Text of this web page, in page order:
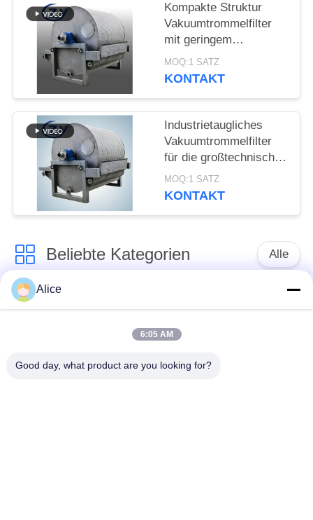
Kompakte Struktur
Vakuumtrommelfilter
mit geringem
Energieverbrauch und
Edelstahl SS304 für
MOQ:1 SATZ
KONTAKT
Industrietaugliches
Vakuumtrommelfilter
für die großtechnische
Entwässerung von
Knollenstärke
MOQ:1 SATZ
KONTAKT
Beliebte Kategorien Alle
Manioka-Stärke-
Kartoffelstärke-
Manioka-Mehl-
Alice
6:05 AM
Good day, what product are you looking for?